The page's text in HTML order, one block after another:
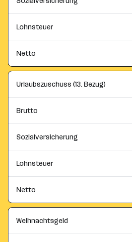
Lohnsteuer
Netto
Urlaubszuschuss (13. Bezug)
Brutto
Sozialversicherung
Lohnsteuer
Netto
Weihnachtsgeld